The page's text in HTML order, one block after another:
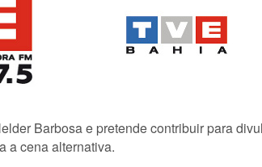
Barbosa e pretende contribuir para
a cena alternativa.